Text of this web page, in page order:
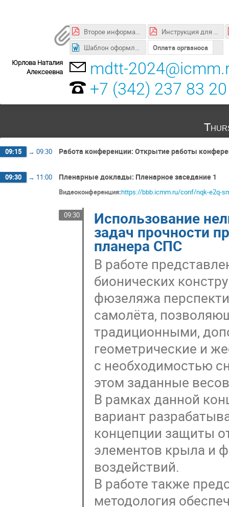
Второе информационное сообщение
Инструкция для участия в конференции
Шаблон оформления тезисов
Оплата оргвзноса
Юрлова Наталия
Алексеевна
mdtt-
+7 (342) 237 83 20
09:15 → 09:30 Работа конференции: Открытие работы
09:30 → 11:00 Пленарные доклады: Пленарное заседание 1
Видеоконференция:https://bbb.icmm.ru/conf/nqk-e2q-
09:30 Использование
задач прочности
планера СПС
В работе
бионических
фюзеляжа
самолёта,
традиционными,
геометрические и
с необходимостью
этом заданные
В рамках данной
вариант
концепции защиты
элементов крыла и
воздействий.
В работе также
методология